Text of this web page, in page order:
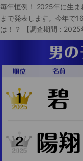
毎年恒例！ 2025年に生ま
まで発表します。今年で
は！？ 【調査期間：2025